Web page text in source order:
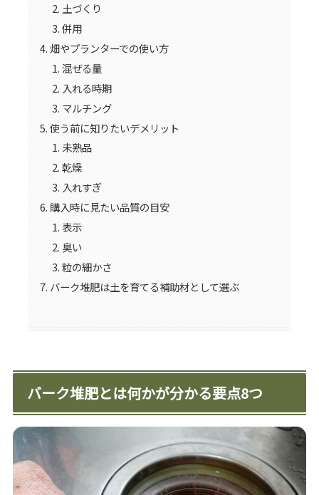
土づくり
併用
畑やプランターでの使い方
混ぜる量
入れる時期
マルチング
使う前に知りたいデメリット
未熟品
乾燥
入れすぎ
購入時に見たい品質の目安
表示
臭い
粒の細かさ
バーク堆肥は土を育てる補助材として選ぶ
バーク堆肥とは何かが分かる要点8つ